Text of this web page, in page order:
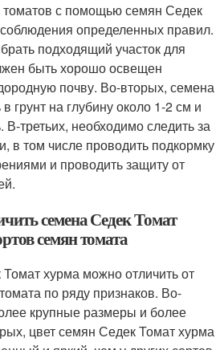
с помощью семян Седек
определенных правил.
подходящий участок для
быть хорошо освещен
почву. Во-вторых, семена
грунт на глубину около 1-2 см и
В-третьих, необходимо следить за
в том числе проводить подкормку
и проводить защиту от
семена Седек Томат
семян томата
хурма можно отличить от
по ряду признаков. Во-
крупные размеры и более
цвет семян Седек Томат хурма